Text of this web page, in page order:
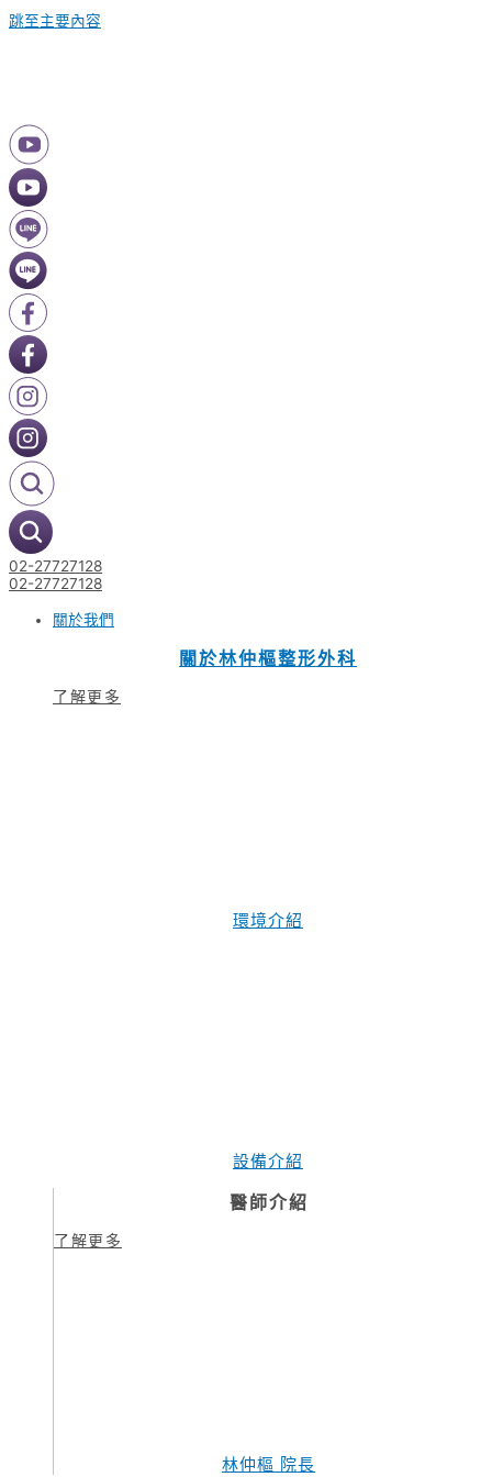
跳至主要內容
02-27727128
02-27727128
關於我們
關於林仲樞整形外科
了解更多
環境介紹
設備介紹
醫師介紹
了解更多
林仲樞 院長